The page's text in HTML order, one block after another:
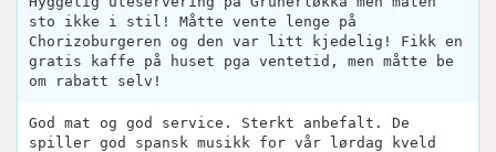
sto ikke i stil! Måtte vente lenge på
Chorizoburgeren og den var litt kjedelig! Fikk en
gratis kaffe på huset pga ventetid, men måtte be
om rabatt selv!
God mat og god service. Sterkt anbefalt. De
spiller god spansk musikk for vår lørdag kveld